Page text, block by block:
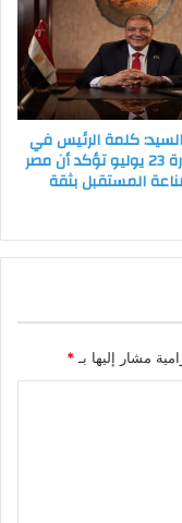
كلمة الرئيس في
ذكرى ثورة 23 يوليو تؤكد أن مصر
المستقبل بثقة
مشار إليها بـ*